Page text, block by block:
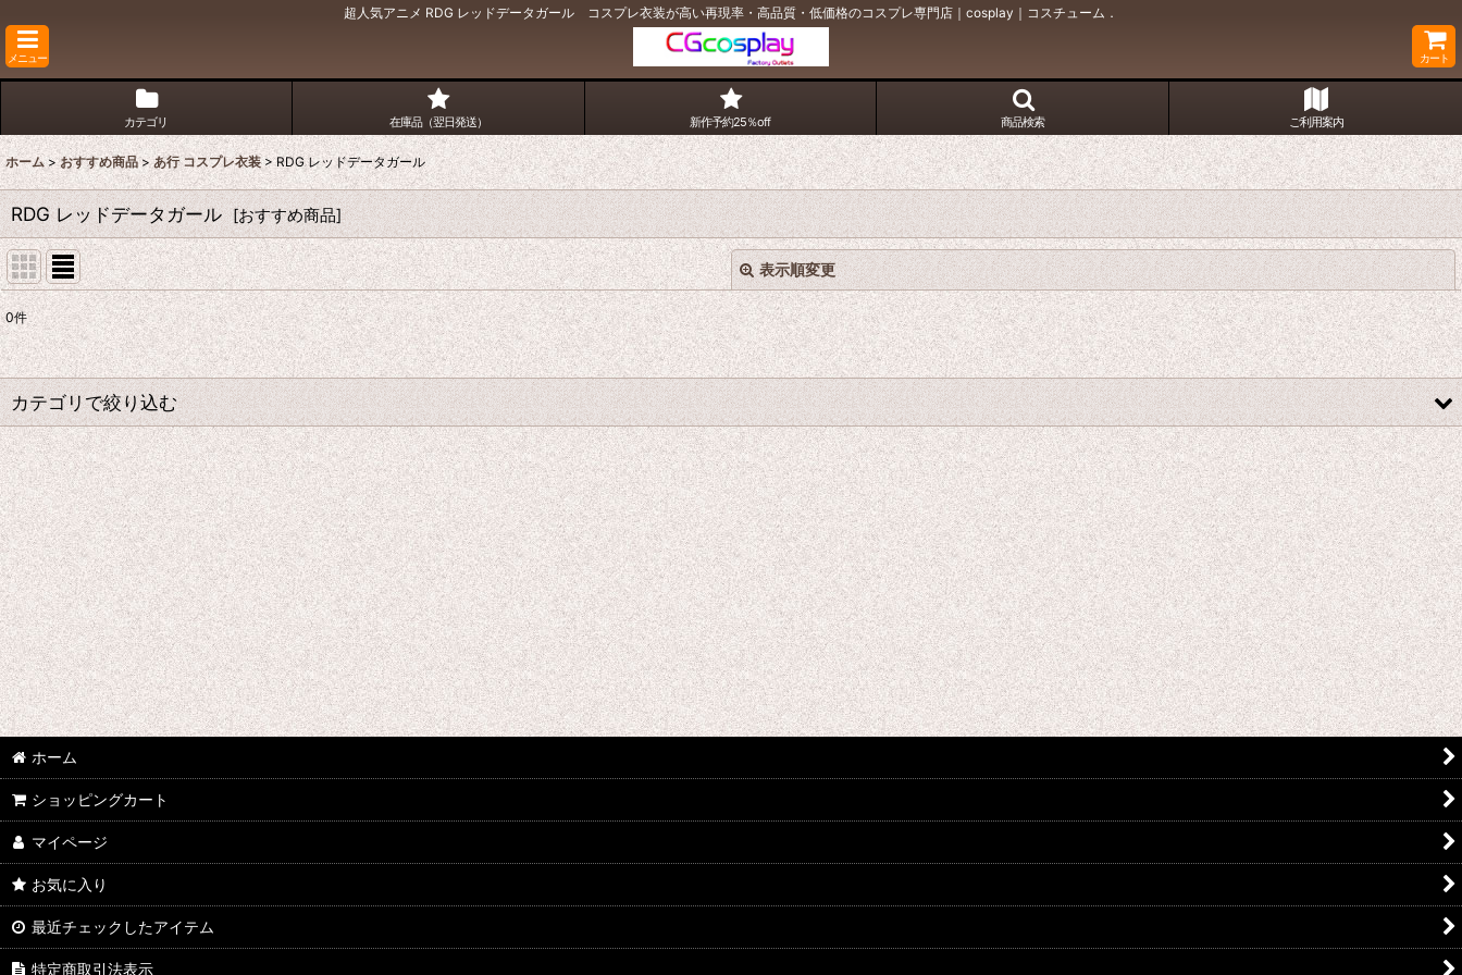
超人気アニメ RDG レッドデータガール コスプレ衣装が高い再現率・高品質・低価格のコスプレ専門店｜cosplay｜コスチューム．
メニュー カート
カテゴリ 在庫品（翌日発送） 新作予約25％off 商品検索 ご利用案内
ホーム > おすすめ商品 > あ行 コスプレ衣装 > RDG レッドデータガール
RDG レッドデータガール [おすすめ商品]
表示順変更
表示数:
並び順:
絞り込む
閉じる
0件
カテゴリで絞り込む
あ行 コスプレ衣装 (全商品)
ウマ娘プリティーダービー
あんさんぶるスターズ
IdentityV
アズールレーン
王様ランキング
イケメン革命 アリスと恋の魔法
イケメンヴァンパイア
A3!(エースリー)
俺を好きなのはお前だけかよ
ホーム
ショッピングカート
マイページ
お気に入り
最近チェックしたアイテム
特定商取引法表示